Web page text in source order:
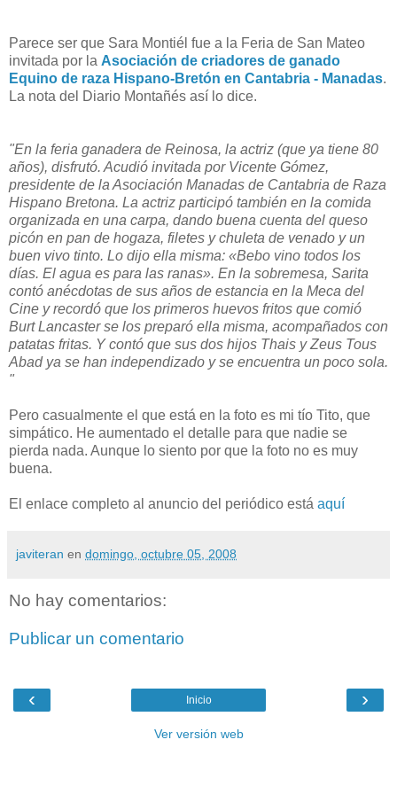
Parece ser que Sara Montiél fue a la Feria de San Mateo
invitada por la Asociación de criadores de ganado
Equino de raza Hispano-Bretón en Cantabria - Manadas.
La nota del Diario Montañés así lo dice.
"En la feria ganadera de Reinosa, la actriz (que ya tiene 80
años), disfrutó. Acudió invitada por Vicente Gómez,
presidente de la Asociación Manadas de Cantabria de Raza
Hispano Bretona. La actriz participó también en la comida
organizada en una carpa, dando buena cuenta del queso
picón en pan de hogaza, filetes y chuleta de venado y un
buen vivo tinto. Lo dijo ella misma: «Bebo vino todos los
días. El agua es para las ranas». En la sobremesa, Sarita
contó anécdotas de sus años de estancia en la Meca del
Cine y recordó que los primeros huevos fritos que comió
Burt Lancaster se los preparó ella misma, acompañados con
patatas fritas. Y contó que sus dos hijos Thais y Zeus Tous
Abad ya se han independizado y se encuentra un poco sola.
"
Pero casualmente el que está en la foto es mi tío Tito, que
simpático. He aumentado el detalle para que nadie se
pierda nada. Aunque lo siento por que la foto no es muy
buena.
El enlace completo al anuncio del periódico está aquí
javiteran en domingo, octubre 05, 2008
No hay comentarios:
Publicar un comentario
‹ ›
Inicio
Ver versión web